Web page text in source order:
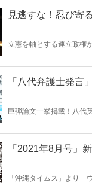
見逃すな！忍び寄
立憲を軸とする連立政権
廃止、公安調査庁の改
「八代弁護士発言
巨弾論文一挙掲載！八代
裏で「革命」の本質を
「2021年8月号」
「沖縄タイムス」より